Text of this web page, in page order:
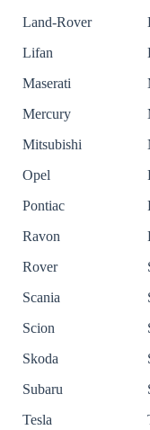
Land-Rover
Lifan
Maserati
Mercury
Mitsubishi
Opel
Pontiac
Ravon
Rover
Scania
Scion
Skoda
Subaru
Tesla